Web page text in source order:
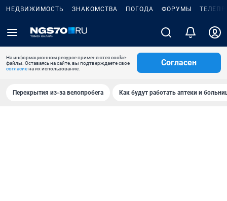
НЕДВИЖИМОСТЬ ЗНАКОМСТВА ПОГОДА ФОРУМЫ
На информационном ресурсе применяются cookie-
файлы. Оставаясь на сайте, вы подтверждаете свое
согласиена их использование.
Согласен
Перекрытия из-за велопробега Как будут работать аптеки и